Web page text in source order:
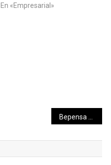
En «Empresarial»